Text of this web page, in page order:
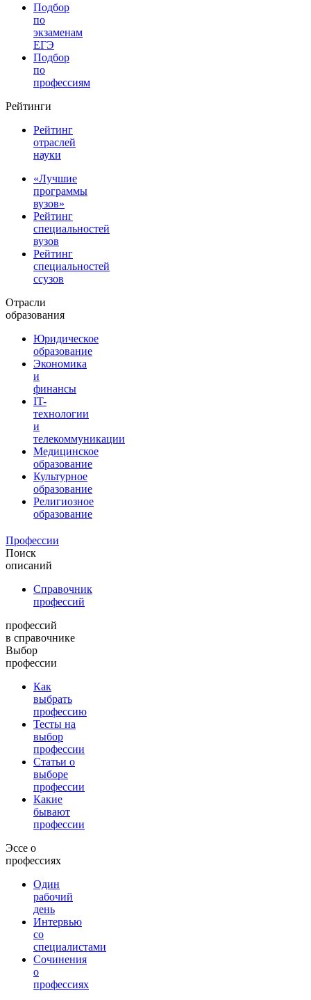
Подбор
по
экзаменам
ЕГЭ
Подбор
по
профессиям
Рейтинги
Рейтинг
отраслей
науки
«Лучшие
программы
вузов»
Рейтинг
специальностей
вузов
Рейтинг
специальностей
ссузов
Отрасли
образования
Юридическое
образование
Экономика
и
финансы
IT-
технологии
и
телекоммуникации
Медицинское
образование
Культурное
образование
Религиозное
образование
Профессии
Поиск
описаний
Справочник
профессий
профессий
в справочнике
Выбор
профессии
Как
выбрать
профессию
Тесты на
выбор
профессии
Статьи о
выборе
профессии
Какие
бывают
профессии
Эссе о
профессиях
Один
рабочий
день
Интервью
со
специалистами
Сочинения
о
профессиях